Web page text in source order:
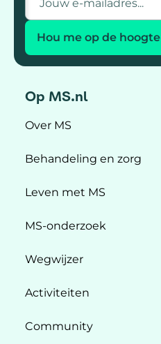
Hou me op de hoogte
Op MS.nl
Over MS
Behandeling en zorg
Leven met MS
MS-onderzoek
Wegwijzer
Activiteiten
Community